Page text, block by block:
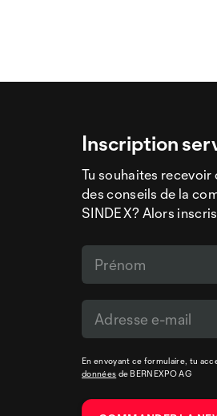
Inscription
Tu souhaites
des conseils de la
SINDEX? Alors
En envoyant ce formulaire, tu
données de BERNEXPO AG